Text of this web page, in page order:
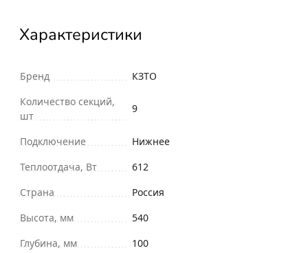
Характеристики
Бренд
КЗТО
Количество секций,
шт
9
Подключение
Нижнее
Теплоотдача, Вт
612
Страна
Россия
Высота, мм
540
Глубина, мм
100